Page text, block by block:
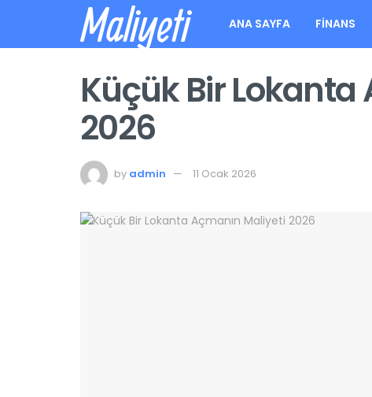
Maliyeti ANA SAYFA FINANS
Küçük Bir
2026
by admin 11 Ocak 2026